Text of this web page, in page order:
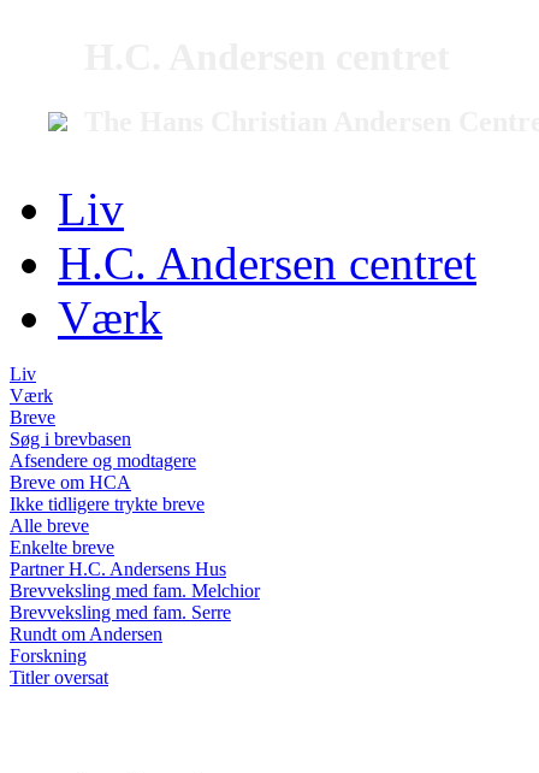
Liv
H.C. Andersen centret
Værk
Liv
Værk
Breve
Søg i brevbasen
Afsendere og modtagere
Breve om HCA
Ikke tidligere trykte breve
Alle breve
Enkelte breve
Partner H.C. Andersens Hus
Brevveksling med fam. Melchior
Brevveksling med fam. Serre
Rundt om Andersen
Forskning
Titler oversat